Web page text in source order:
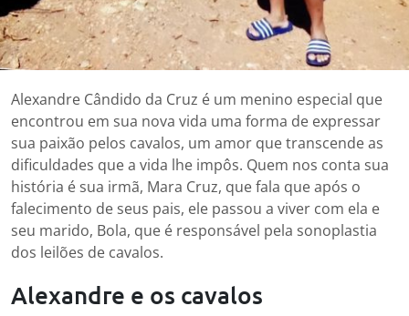
Alexandre Cândido da Cruz é um menino especial que
encontrou em sua nova vida uma forma de expressar
sua paixão pelos cavalos, um amor que transcende as
dificuldades que a vida lhe impôs. Quem nos conta sua
história é sua irmã, Mara Cruz, que fala que após o
falecimento de seus pais, ele passou a viver com ela e
seu marido, Bola, que é responsável pela sonoplastia
dos leilões de cavalos.
Alexandre e os cavalos